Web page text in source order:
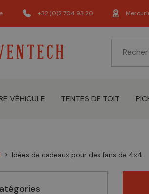
+32 (0)2 704 93 20
VÉHICULE TENTES DE TOIT
chevron_right Idées de cadeaux pour des fans de 4x4